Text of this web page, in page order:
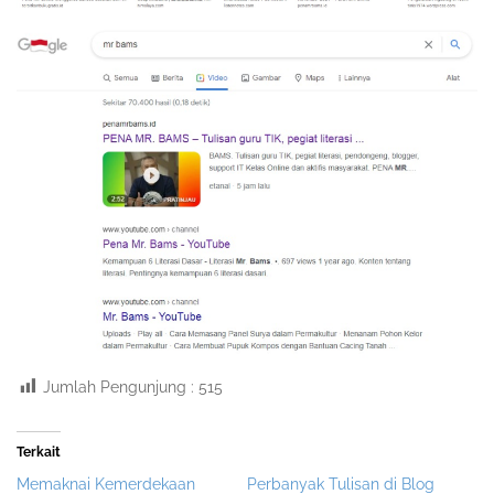
Jumlah Pengunjung : 515
Terkait
Memaknai Kemerdekaan
Perbanyak Tulisan di Blog